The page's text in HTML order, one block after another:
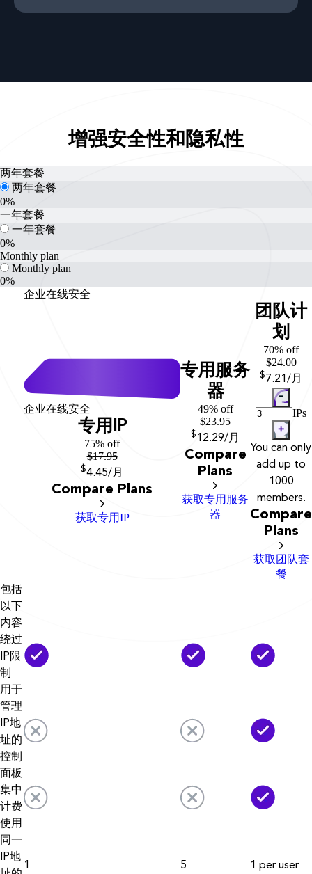
增强安全性和隐私性
两年套餐
两年套餐
0%
一年套餐
一年套餐
0%
Monthly plan
Monthly plan
0%
企业在线安全
企业在线安全
专用IP
75% off
$17.95
$4.45/月
Compare Plans
获取专用IP
专用服务
器
49% off
$23.95
$ 12.29/月
Compare
Plans
获取专用服务
器
团队计
划
70% off
$24.00
$ 7.21/月
IPs
You can only
add up to
1000
members.
Compare
Plans
获取团队套
餐
包括
以下
内容
绕过
IP限
制
用于
管理
IP地
址的
控制
面板
集中
计费
使用
同一
IP地
1 5 1 per user